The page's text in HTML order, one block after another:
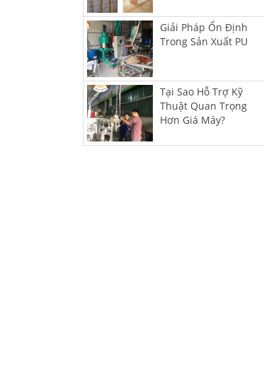
Giải Pháp Ổn Định
Trong Sản Xuất PU
Tại Sao Hỗ Trợ Kỹ
Thuật Quan Trọng
Hơn Giá Máy?